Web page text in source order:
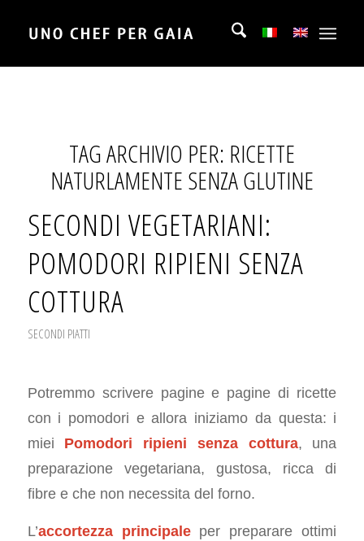
TAG ARCHIVIO PER: RICETTE
NATURLAMENTE SENZA GLUTINE
SECONDI VEGETARIANI:
POMODORI RIPIENI SENZA
COTTURA
SECONDI PIATTI
Potremmo scrivere pagine e pagine di ricette
con i pomodori e allora iniziamo da questa: i
miei Pomodori ripieni senza cottura, una
preparazione vegetariana, gustosa, ricca di
fibre e che non necessita del forno.
L’accortezza principaleper preparare ottimi